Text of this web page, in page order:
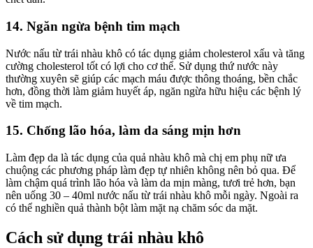
14. Ngăn ngừa bệnh tim mạch
Nước nấu từ trái nhàu khô có tác dụng giảm cholesterol xấu và tăng
cường cholesterol tốt có lợi cho cơ thể. Sử dụng thứ nước này
thường xuyên sẽ giúp các mạch máu được thông thoáng, bền chắc
hơn, đồng thời làm giảm huyết áp, ngăn ngừa hữu hiệu các bệnh lý
về tim mạch.
15. Chống lão hóa, làm da sáng mịn hơn
Làm đẹp da là tác dụng của quả nhàu khô mà chị em phụ nữ ưa
chuộng các phương pháp làm đẹp tự nhiên không nên bỏ qua. Để
làm chậm quá trình lão hóa và làm da mịn màng, tươi trẻ hơn, bạn
nên uống 30 – 40ml nước nấu từ trái nhàu khô mỗi ngày. Ngoài ra
có thể nghiền quả thành bột làm mặt nạ chăm sóc da mặt.
Cách sử dụng trái nhàu khô